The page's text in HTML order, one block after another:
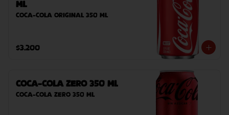
ml
Coca-Cola Original 350 ml
$3.200
Coca-Cola Zero 350 ml
Coca-Cola Zero 350 ml